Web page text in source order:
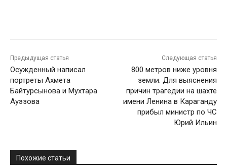
Предыдущая статья
Осужденный написал
портреты Ахмета
Байтурсынова и Мухтара
Ауэзова
Следующая статья
800 метров ниже уровня
земли. Для выяснения
причин трагедии на шахте
имени Ленина в Караганду
прибыл министр по ЧС
Юрий Ильин
Похожие статьи